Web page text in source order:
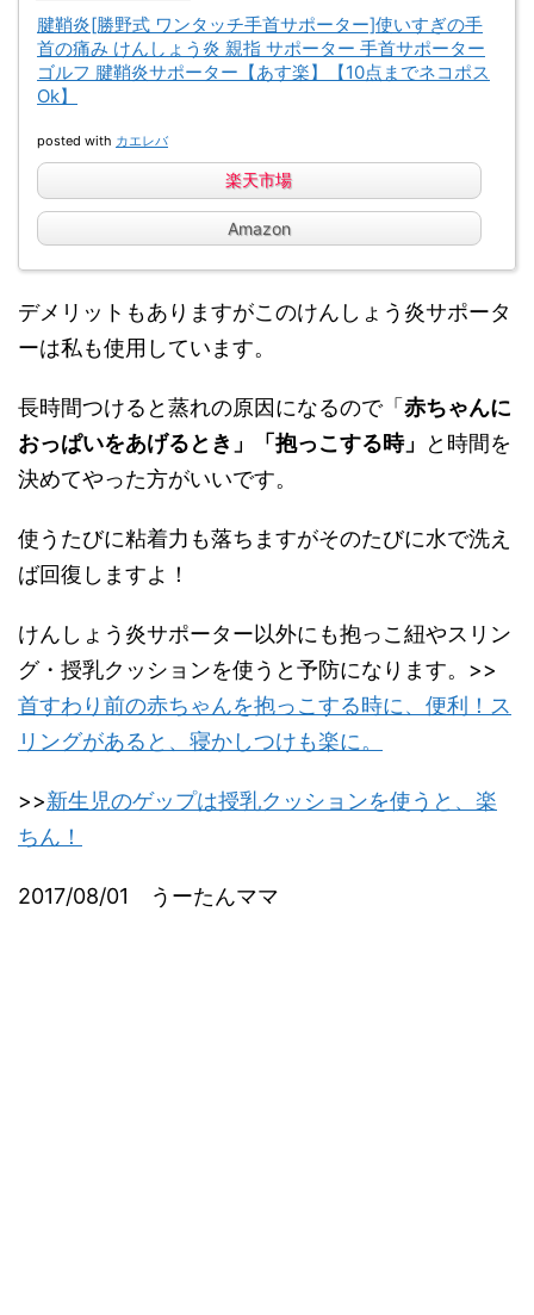
腱鞘炎[勝野式 ワンタッチ手首サポーター]使いすぎの手
首の痛み けんしょう炎 親指 サポーター 手首サポーター
ゴルフ 腱鞘炎サポーター【あす楽】【10点までネコポス
Ok】
posted with カエレバ
楽天市場
Amazon
デメリットもありますがこのけんしょう炎サポータ
ーは私も使用しています。
長時間つけると蒸れの原因になるので「 赤ちゃんに
おっぱいをあげるとき」「 抱っこする時」
と時間を
決めてやった方がいいです。
使うたびに粘着力も落ちますがそのたびに水で洗え
ば回復しますよ！
けんしょう炎サポーター以外にも抱っこ紐やスリン
グ・授乳クッションを使うと予防になります。>>
首すわり前の赤ちゃんを抱っこする時に、便利！ス
リングがあると、寝かしつけも楽に。
>>新生児のゲップは授乳クッションを使うと、楽
ちん！
2017/08/01 うーたんママ